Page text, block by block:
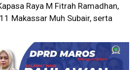
Raya M Fitrah Ramadhan,
Makassar Muh Subair, serta